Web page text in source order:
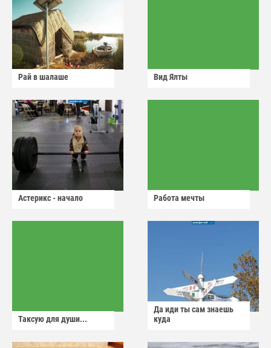
Рай в шалаше Вид Ялты
Астерикс - начало Работа мечты
Таксую для души...
Да иди ты сам знаешь
куда